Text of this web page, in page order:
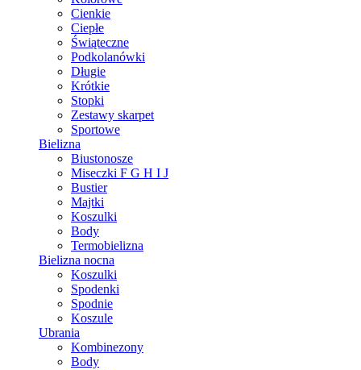
Cienkie
Ciepłe
Świąteczne
Podkolanówki
Długie
Krótkie
Stopki
Zestawy skarpet
Sportowe
Bielizna
Biustonosze
Miseczki F G H I J
Bustier
Majtki
Koszulki
Body
Termobielizna
Bielizna nocna
Koszulki
Spodenki
Spodnie
Koszule
Ubrania
Kombinezony
Body